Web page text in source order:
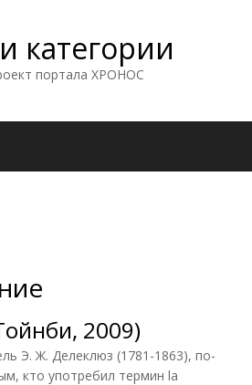
категории
портала ХРОНОС
2009)
Э. Ж. Делеклюз (1781-1863), по-
кто употребил термин la